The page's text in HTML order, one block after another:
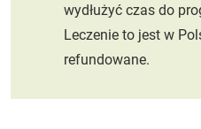
wydłużyć czas do
Leczenie to jest w
refundowane.